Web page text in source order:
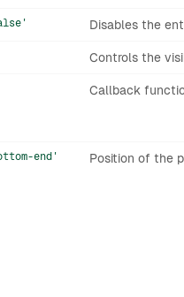
Disables the
Controls the
Callback
end' Position of the